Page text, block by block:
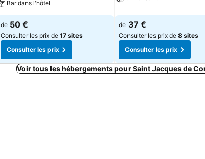
Bar dans l'hôtel
de 50 €
Consulter les prix de 17 sites
Consulter les prix
de 37 €
Consulter les prix de 8 sites
Consulter les prix
Voir tous les hébergements pour Saint Jacques de